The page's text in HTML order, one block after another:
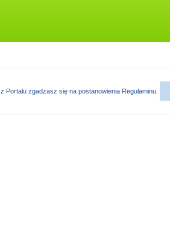
Portalu zgadzasz się na postanowienia Regulaminu